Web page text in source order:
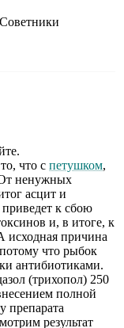
что с петушком,
ненужных
асцит и
к сбою
и, в итоге, к
исходная причина
что рыбок
антибиотиками.
(трихопол) 250
полной
препарата
результат